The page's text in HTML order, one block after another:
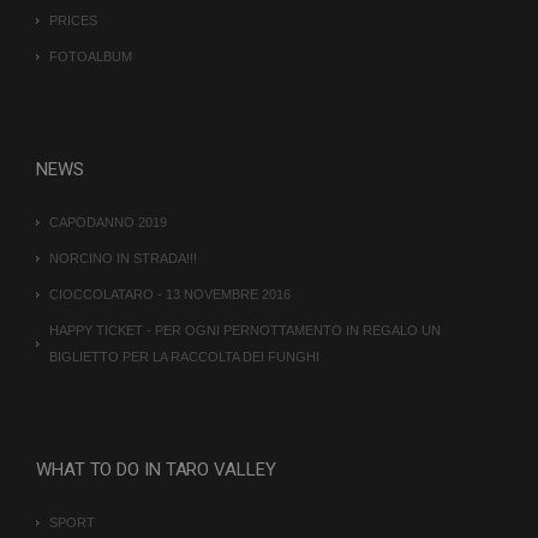
PRICES
FOTOALBUM
NEWS
CAPODANNO 2019
NORCINO IN STRADA!!!
CIOCCOLATARO - 13 NOVEMBRE 2016
HAPPY TICKET - PER OGNI PERNOTTAMENTO IN REGALO UN
BIGLIETTO PER LA RACCOLTA DEI FUNGHI
WHAT TO DO IN TARO VALLEY
SPORT